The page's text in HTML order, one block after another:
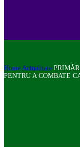
Home Actualitate
PENTRU A COMBATE